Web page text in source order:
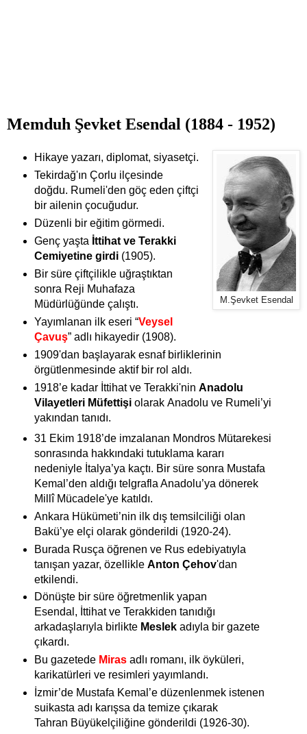
Memduh Şevket Esendal (1884 - 1952)
M.Şevket Esendal
Hikaye yazarı, diplomat, siyasetçi.
Tekirdağ'ın Çorlu ilçesinde
doğdu. Rumeli'den göç eden çiftçi
bir ailenin çocuğudur.
Düzenli bir eğitim görmedi.
Genç yaşta İttihat ve Terakki
Cemiyetine girdi(1905).
Bir süre çiftçilikle uğraştıktan
sonra Reji Muhafaza
Müdürlüğünde çalıştı.
Yayımlanan ilk eseri “Veysel
Çavuş” adlı hikayedir (1908).
1909'dan başlayarak esnaf birliklerinin
örgütlenmesinde aktif bir rol aldı.
1918’e kadar İttihat ve Terakki'nin Anadolu
Vilayetleri Müfettişiolarak Anadolu ve Rumeli’yi
yakından tanıdı.
31 Ekim 1918’de imzalanan Mondros Mütarekesi
sonrasında hakkındaki tutuklama kararı
nedeniyle İtalya’ya kaçtı. Bir süre sonra Mustafa
Kemal’den aldığı telgrafla Anadolu’ya dönerek
Millî Mücadele'ye katıldı.
Ankara Hükümeti’nin ilk dış temsilciliği olan
Bakü’ye elçi olarak gönderildi (1920-24).
Burada Rusça öğrenen ve Rus edebiyatıyla
tanışan yazar, özellikle Anton Çehov'dan
etkilendi.
Dönüşte bir süre öğretmenlik yapan
Esendal, İttihat ve Terakkiden tanıdığı
arkadaşlarıyla birlikte Meslekadıyla bir gazete
çıkardı.
Bu gazetede Mirasadlı romanı, ilk öyküleri,
karikatürleri ve resimleri yayımlandı.
İzmir’de Mustafa Kemal’e düzenlenmek istenen
suikasta adı karışsa da temize çıkarak
Tahran Büyükelçiliğine gönderildi (1926-30).